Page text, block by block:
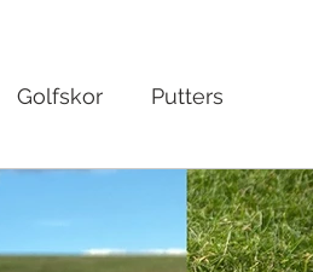
Golfskor Putters
Träningshjälpmedel